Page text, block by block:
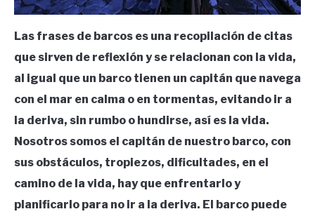
Las frases de barcos es una recopilación de citas
que sirven de reflexión y se relacionan con la vida,
al igual que un barco tienen un capitán que navega
con el mar en calma o en tormentas, evitando ir a
la deriva, sin rumbo o hundirse, así es la vida.
Nosotros somos el capitán de nuestro barco, con
sus obstáculos, tropiezos, dificultades, en el
camino de la vida, hay que enfrentarlo y
planificarlo para no ir a la deriva. El barco puede